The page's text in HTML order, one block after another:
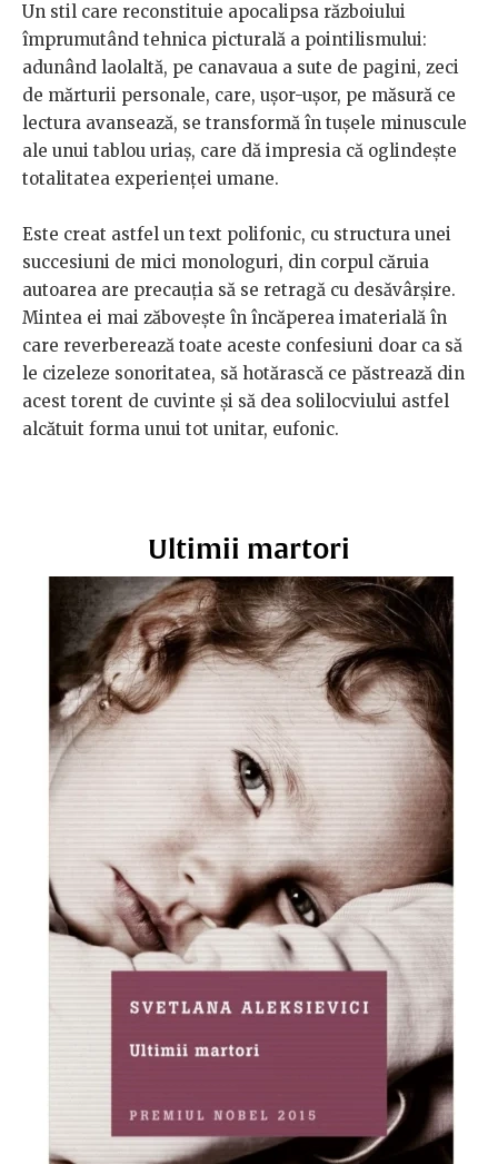
Un stil care reconstituie apocalipsa războiului
împrumutând tehnica picturală a pointilismului:
adunând laolaltă, pe canavaua a sute de pagini, zeci
de mărturii personale, care, ușor-ușor, pe măsură ce
lectura avansează, se transformă în tușele minuscule
ale unui tablou uriaș, care dă impresia că oglindește
totalitatea experienței umane.
Este creat astfel un text polifonic, cu structura unei
succesiuni de mici monologuri, din corpul căruia
autoarea are precauția să se retragă cu desăvârșire.
Mintea ei mai zăbovește în încăperea imaterială în
care reverberează toate aceste confesiuni doar ca să
le cizeleze sonoritatea, să hotărască ce păstrează din
acest torent de cuvinte și să dea solilocviului astfel
alcătuit forma unui tot unitar, eufonic.
Ultimii martori